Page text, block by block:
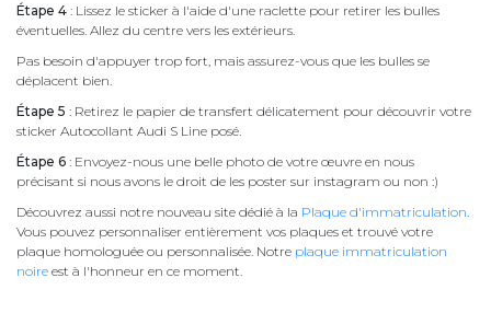
Étape 4 : Lissez le sticker à l'aide d'une raclette pour retirer les bulles
éventuelles. Allez du centre vers les extérieurs.
Pas besoin d'appuyer trop fort, mais assurez-vous que les bulles se
déplacent bien.
Étape 5 : Retirez le papier de transfert délicatement pour découvrir votre
sticker Autocollant Audi S Line posé.
Étape 6 : Envoyez-nous une belle photo de votre œuvre en nous
précisant si nous avons le droit de les poster sur instagram ou non :)
Découvrez aussi notre nouveau site dédié à la Plaque d'immatriculation
Vous pouvez personnaliser entièrement vos plaques et trouvé votre
plaque homologuée ou personnalisée. Notre plaque immatriculation
noire est à l'honneur en ce moment.